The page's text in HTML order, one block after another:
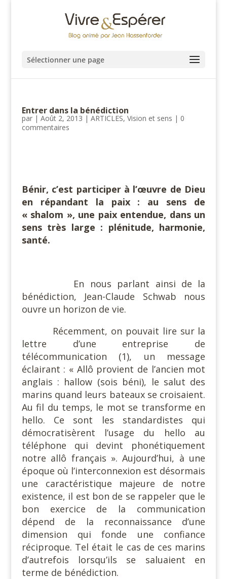
Sélectionner une page
Entrer dans la bénédiction
par | Août 2, 2013 | ARTICLES, Vision et sens | 0
commentaires
Bénir, c’est participer à l’œuvre de Dieu
en répandant la paix : au sens de
« shalom », une paix entendue, dans un
sens très large : plénitude, harmonie,
santé.
En nous parlant ainsi de la
bénédiction, Jean-Claude Schwab nous
ouvre un horizon de vie.
Récemment, on pouvait lire sur la
lettre d’une entreprise de
télécommunication (1), un message
éclairant : « Allô provient de l’ancien mot
anglais : hallow (sois béni), le salut des
marins quand leurs bateaux se croisaient.
Au fil du temps, le mot se transforme en
hello. Ce sont les standardistes qui
démocratisèrent l’usage du hello au
téléphone qui devint phonétiquement
notre allô français ». Aujourd’hui, à une
époque où l’interconnexion est désormais
une caractéristique majeure de notre
existence, il est bon de se rappeler que le
bon exercice de la communication
dépend de la reconnaissance d’une
dimension qui fonde une confiance
réciproque. Tel était le cas de ces marins
d’autrefois lorsqu’ils se saluaient en
terme de bénédiction.